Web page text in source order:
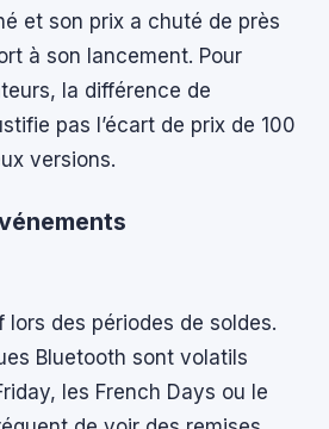
et son prix a chuté de près
à son lancement. Pour
la différence de
pas l’écart de prix de 100
versions.
des périodes de soldes.
Bluetooth sont volatils
les French Days ou le